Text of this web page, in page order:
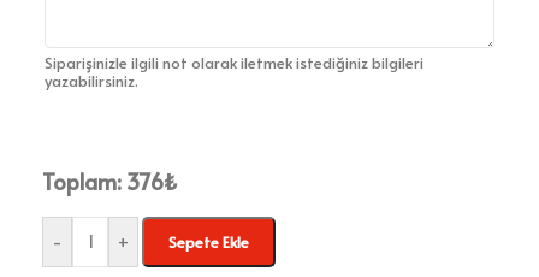
Siparişinizle ilgili not olarak iletmek istediğiniz bilgileri
yazabilirsiniz.
Toplam: 376₺
- + Sepete Ekle